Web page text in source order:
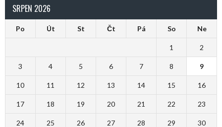
SRPEN 2026
Po Út St Čt Pá So Ne
1 2
3 4 5 6 7 8 9
10 11 12 13 14 15 16
17 18 19 20 21 22 23
24 25 26 27 28 29 30